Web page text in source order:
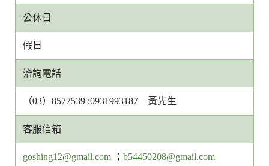
公休日
假日
洽詢電話
（03）8577539 ;0931993187 黃先生
客服信箱
客
goshing12@gmail.com ； 客
b54450208@gmail.com